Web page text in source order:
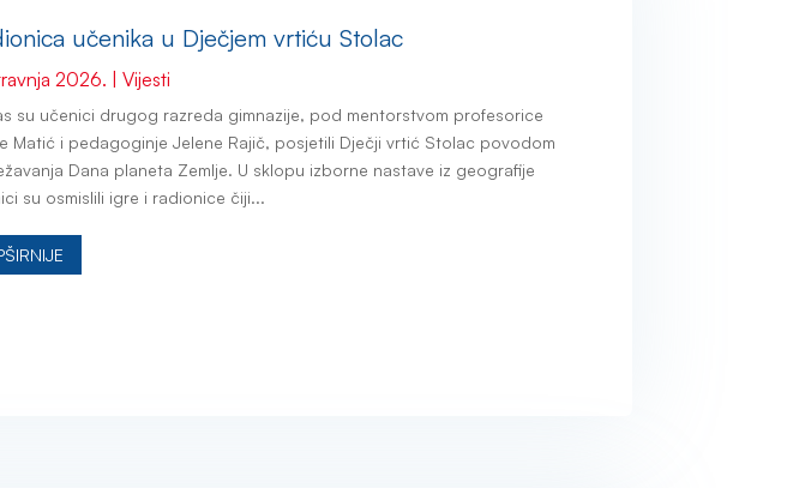
učenika u Dječjem vrtiću Stolac
2026. |Vijesti
su učenici drugog razreda gimnazije, pod mentorstvom profesorice
Matić i pedagoginje Jelene Rajič, posjetili Dječji vrtić Stolac povodom
Dana planeta Zemlje. U sklopu izborne nastave iz geografije
su osmislili igre i radionice čiji...